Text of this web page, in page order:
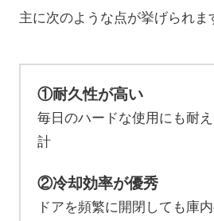
主に次のような点が挙げられま
①耐久性が高い
毎日のハードな使用にも耐
計
②冷却効率が優秀
ドアを頻繁に開閉しても庫